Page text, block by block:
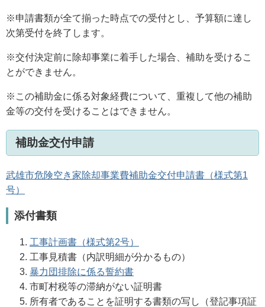
※申請書類が全て揃った時点での受付とし、予算額に達し
次第受付を終了します。
※交付決定前に除却事業に着手した場合、補助を受けるこ
とができません。
※この補助金に係る対象経費について、重複して他の補助
金等の交付を受けることはできません。
補助金交付申請
武雄市危険空き家除却事業費補助金交付申請書（様式第1
号）
添付書類
工事計画書（様式第2号）
工事見積書（内訳明細が分かるもの）
暴力団排除に係る誓約書
市町村税等の滞納がない証明書
所有者であることを証明する書類の写し（登記事項証